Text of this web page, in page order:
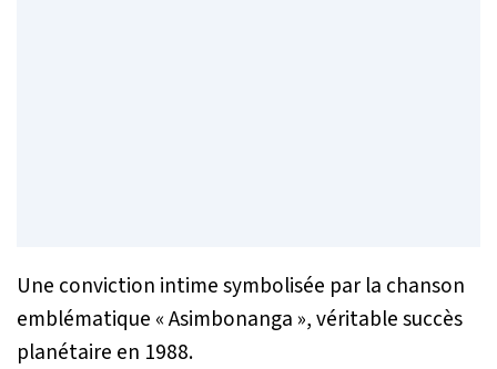
Une conviction intime symbolisée par la chanson
emblématique « Asimbonanga », véritable succès
planétaire en 1988.